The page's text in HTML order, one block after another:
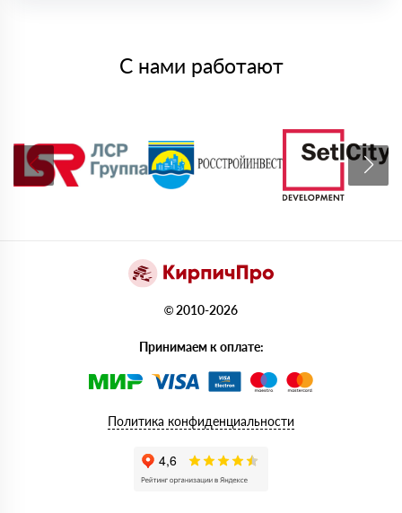
С нами работают
© 2010-2026
Принимаем к оплате:
Политика конфиденциальности